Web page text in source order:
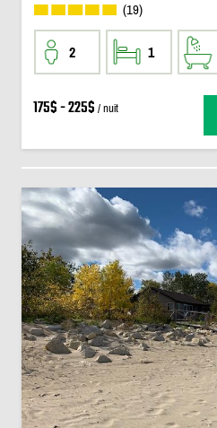
(19)
2 1
175$ - 225$ / nuit